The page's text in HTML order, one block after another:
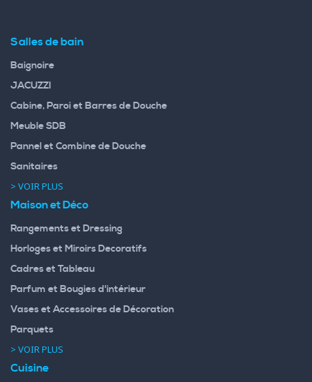
Salles de bain
Baignoire
JACUZZI
Cabine, Paroi et Barres de Douche
Meuble SDB
Pannel et Combine de Douche
Sanitaires
> VOIR PLUS
Maison et Déco
Rangements et Dressing
Horloges et Miroirs Decoratifs
Cadres et Tableau
Parfum et Bougies d'intérieur
Vases et Accessoires de Décoration
Parquets
> VOIR PLUS
Cuisine